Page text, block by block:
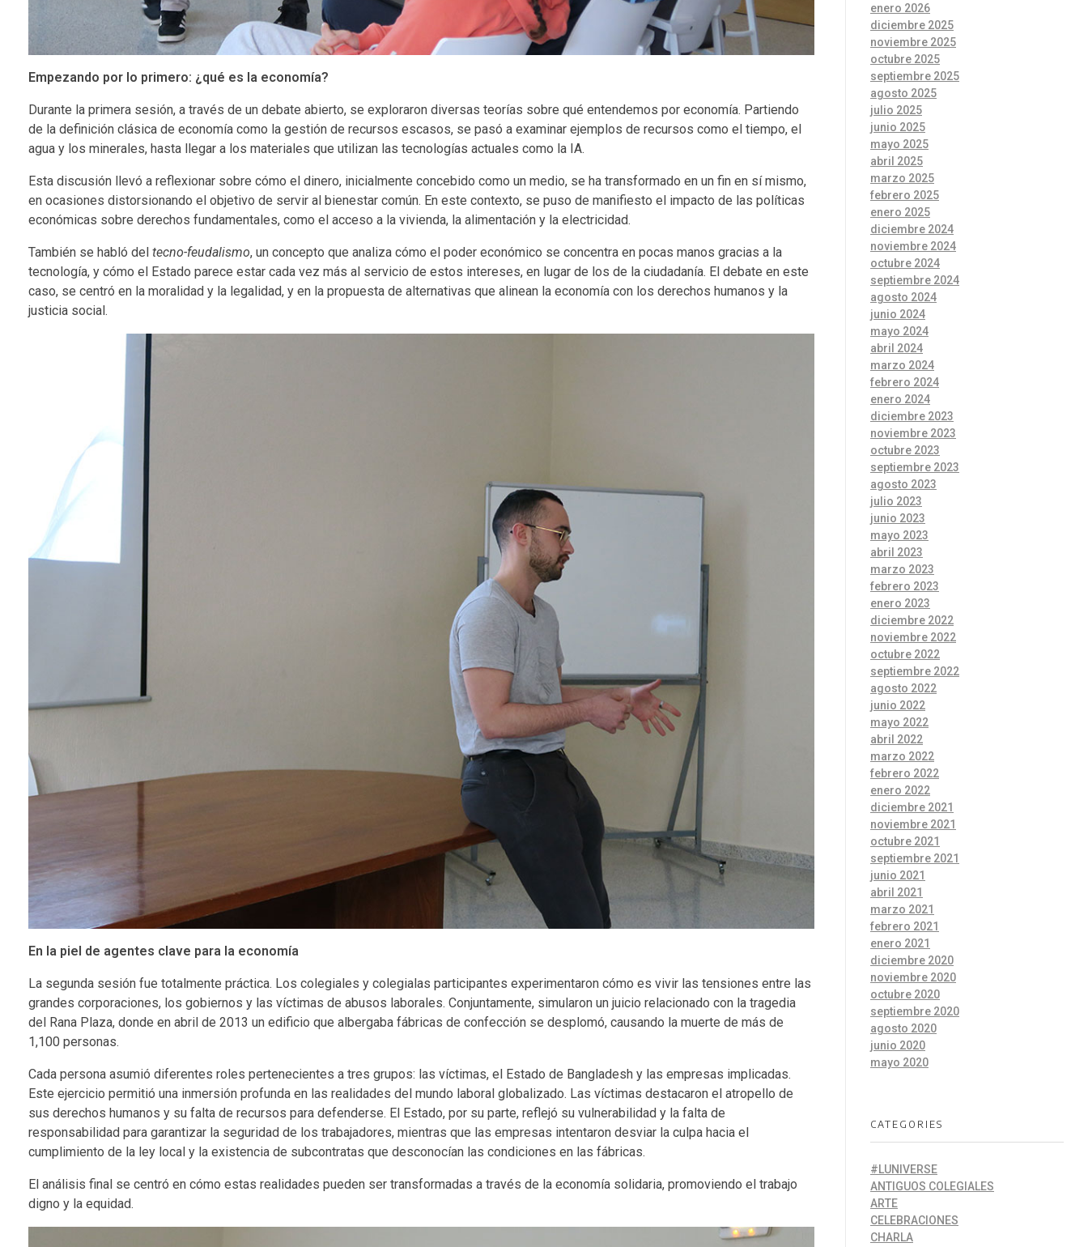
Empezando por lo primero: ¿qué es la economía?
Durante la primera sesión, a través de un debate abierto, se exploraron diversas teorías sobre qué entendemos por economía. Partiendo
de la definición clásica de economía como la gestión de recursos escasos, se pasó a examinar ejemplos de recursos como el tiempo, el
agua y los minerales, hasta llegar a los materiales que utilizan las tecnologías actuales como la IA.
Esta discusión llevó a reflexionar sobre cómo el dinero, inicialmente concebido como un medio, se ha transformado en un fin en sí mismo,
en ocasiones distorsionando el objetivo de servir al bienestar común. En este contexto, se puso de manifiesto el impacto de las políticas
económicas sobre derechos fundamentales, como el acceso a la vivienda, la alimentación y la electricidad.
También se habló del tecno-feudalismo, un concepto que analiza cómo el poder económico se concentra en pocas manos gracias a la
tecnología, y cómo el Estado parece estar cada vez más al servicio de estos intereses, en lugar de los de la ciudadanía. El debate en este
caso, se centró en la moralidad y la legalidad, y en la propuesta de alternativas que alinean la economía con los derechos humanos y la
justicia social.
En la piel de agentes clave para la economía
La segunda sesión fue totalmente práctica. Los colegiales y colegialas participantes experimentaron cómo es vivir las tensiones entre las
grandes corporaciones, los gobiernos y las víctimas de abusos laborales. Conjuntamente, simularon un juicio relacionado con la tragedia
del Rana Plaza, donde en abril de 2013 un edificio que albergaba fábricas de confección se desplomó, causando la muerte de más de
1,100 personas.
Cada persona asumió diferentes roles pertenecientes a tres grupos: las víctimas, el Estado de Bangladesh y las empresas implicadas.
Este ejercicio permitió una inmersión profunda en las realidades del mundo laboral globalizado. Las víctimas destacaron el atropello de
sus derechos humanos y su falta de recursos para defenderse. El Estado, por su parte, reflejó su vulnerabilidad y la falta de
responsabilidad para garantizar la seguridad de los trabajadores, mientras que las empresas intentaron desviar la culpa hacia el
cumplimiento de la ley local y la existencia de subcontratas que desconocían las condiciones en las fábricas.
El análisis final se centró en cómo estas realidades pueden ser transformadas a través de la economía solidaria, promoviendo el trabajo
digno y la equidad.
enero 2026
diciembre 2025
noviembre 2025
octubre 2025
septiembre 2025
agosto 2025
julio 2025
junio 2025
mayo 2025
abril 2025
marzo 2025
febrero 2025
enero 2025
diciembre 2024
noviembre 2024
octubre 2024
septiembre 2024
agosto 2024
junio 2024
mayo 2024
abril 2024
marzo 2024
febrero 2024
enero 2024
diciembre 2023
noviembre 2023
octubre 2023
septiembre 2023
agosto 2023
julio 2023
junio 2023
mayo 2023
abril 2023
marzo 2023
febrero 2023
enero 2023
diciembre 2022
noviembre 2022
octubre 2022
septiembre 2022
agosto 2022
junio 2022
mayo 2022
abril 2022
marzo 2022
febrero 2022
enero 2022
diciembre 2021
noviembre 2021
octubre 2021
septiembre 2021
junio 2021
abril 2021
marzo 2021
febrero 2021
enero 2021
diciembre 2020
noviembre 2020
octubre 2020
septiembre 2020
agosto 2020
junio 2020
mayo 2020
CATEGORIES
#LUNIVERSE
ANTIGUOS COLEGIALES
ARTE
CELEBRACIONES
CHARLA